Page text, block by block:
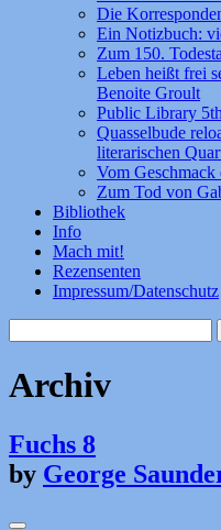
Die
Ein Notizbuch:
Zum 150.
Leben heißt frei
Benoite Groult
Public Library
Quasselbude
literarischen
Vom Geschmack
Zum Tod von
Bibliothek
Info
Mach mit!
Rezensenten
Impressum/Datenschutz
nach:
Archiv
Fuchs 8
by George